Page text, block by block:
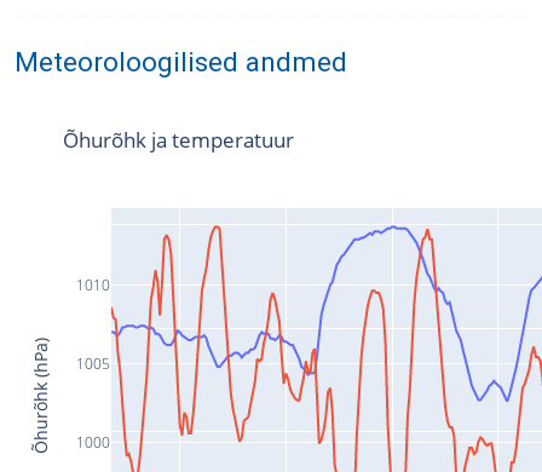
Meteoroloogilised andmed
1000
1005
1010
Õhurõhk ja temperatuur
Õhurõhk (hPa)